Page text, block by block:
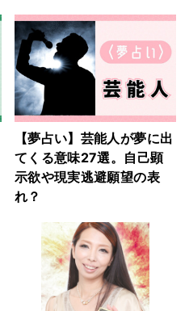
【夢占い】芸能人が夢に出
てくる意味27選。自己顕
示欲や現実逃避願望の表
れ？